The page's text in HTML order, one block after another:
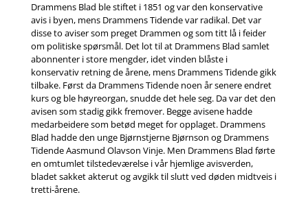
Drammens Blad ble stiftet i 1851 og var den konservative
avis i byen, mens Drammens Tidende var radikal. Det var
disse to aviser som preget Drammen og som titt lå i feider
om politiske spørsmål. Det lot til at Drammens Blad samlet
abonnenter i store mengder, idet vinden blåste i
konservativ retning de årene, mens Drammens Tidende gikk
tilbake. Først da Drammens Tidende noen år senere endret
kurs og ble høyreorgan, snudde det hele seg. Da var det den
avisen som stadig gikk fremover. Begge avisene hadde
medarbeidere som betød meget for opplaget. Drammens
Blad hadde den unge Bjørnstjerne Bjørnson og Drammens
Tidende Aasmund Olavson Vinje. Men Drammens Blad førte
en omtumlet tilstedeværelse i vår hjemlige avisverden,
bladet sakket akterut og avgikk til slutt ved døden midtveis i
tretti-årene.